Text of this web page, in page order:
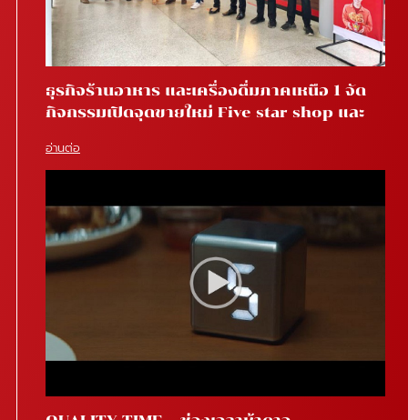
ธุรกิจร้านอาหาร และเครื่องดื่มภาคเหนือ 1 จัด
กิจกรรมเปิดจุดขายใหม่ Five star shop และ
อ่านต่อ